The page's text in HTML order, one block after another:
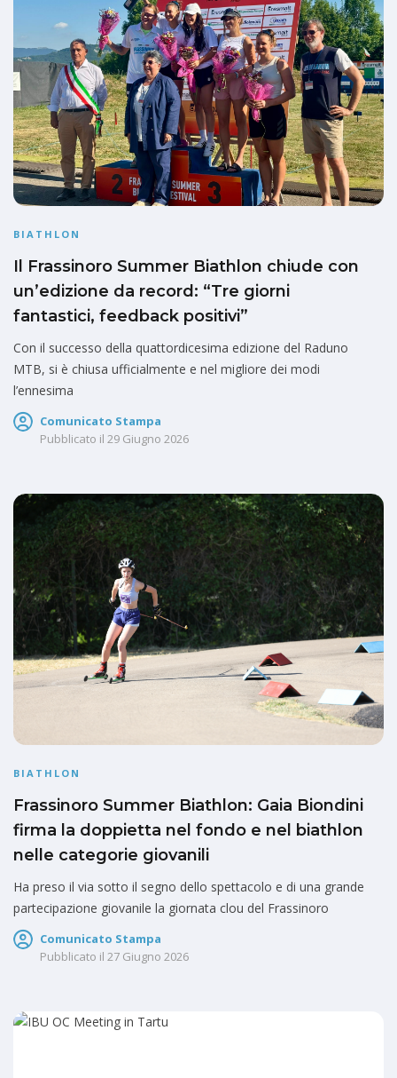
BIATHLON
Il Frassinoro Summer Biathlon chiude con
un’edizione da record: “Tre giorni
fantastici, feedback positivi”
Con il successo della quattordicesima edizione del Raduno
MTB, si è chiusa ufficialmente e nel migliore dei modi
l’ennesima
Comunicato Stampa
Pubblicato il 29 Giugno 2026
BIATHLON
Frassinoro Summer Biathlon: Gaia Biondini
firma la doppietta nel fondo e nel biathlon
nelle categorie giovanili
Ha preso il via sotto il segno dello spettacolo e di una grande
partecipazione giovanile la giornata clou del Frassinoro
Comunicato Stampa
Pubblicato il 27 Giugno 2026